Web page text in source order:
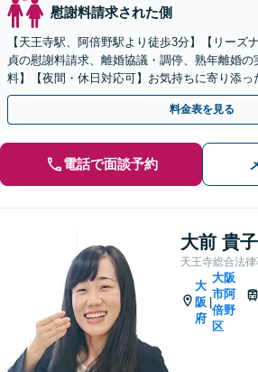
慰謝料請求された側
【天王寺駅、阿倍野駅より徒歩3分】【リーズ
貞の慰謝料請求、離婚協議・調停、熟年離婚
料】【夜間・休日対応可】お気持ちに寄り添っ
気軽にご相談ください。
料金表を見る
電話で面談予約
大前 貴子
天王寺総合法
大
阪
府
大阪
市阿
倍野
区